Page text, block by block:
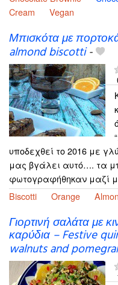
Cream
Vegan
Μπισκότα με
almond biscotti-
υποδεχθεί το 2016 με
μας βγάλει αυτό…. τα
φωτογραφήθηκαν μαζί
Biscotti
Orange
Γιορτινή σαλάτα με
καρύδια – Festive
walnuts and